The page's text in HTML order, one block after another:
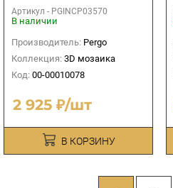
Артикул - PGINCP03570
В наличии
Производитель: Pergo
Коллекция: 3D мозаика
Код: 00-00010078
2 925 ₽/шт
В КОРЗИНУ